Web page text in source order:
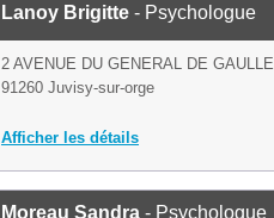
Lanoy Brigitte - Psychologue
2 AVENUE DU GENERAL DE GAULLE
91260 Juvisy-sur-orge
Afficher les détails
Moreau Sandra - Psychologue